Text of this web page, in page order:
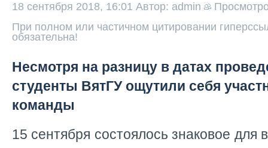
18 сентября 2018, 16:01 Автор: admin
При полном или частичном цитировании
обязательна!
Несмотря на разницу в датах
студенты ВятГУ ощутили себя
команды
15 сентября состоялось знаковое для